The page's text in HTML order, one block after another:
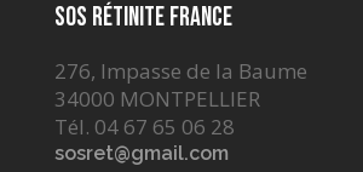
SOS Rétinite France
276, Impasse de la Baume
34000 MONTPELLIER
Tél. 04 67 65 06 28
sosret@gmail.com